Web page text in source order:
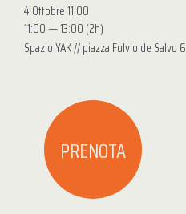
PRENOTA
4 Ottobre 11:00
11:00 — 13:00 (2h)
Spazio YAK // piazza Fulvio de Salvo 6